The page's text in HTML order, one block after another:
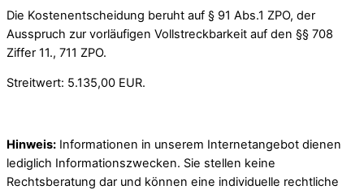
Die Kostenentscheidung beruht auf § 91 Abs.1 ZPO, der
Ausspruch zur vorläufigen Vollstreckbarkeit auf den §§ 708
Ziffer 11., 711 ZPO.
Streitwert: 5.135,00 EUR.
Hinweis: Informationen in unserem Internetangebot dienen
lediglich Informationszwecken. Sie stellen keine
Rechtsberatung dar und können eine individuelle rechtliche